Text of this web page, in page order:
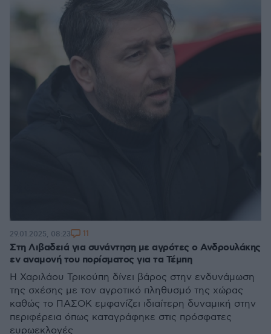
Στη Λιβαδειά για συνάντηση με αγρότες ο Ανδρουλάκης
εν αναμονή του πορίσματος για τα Τέμπη
Η Χαριλάου Τρικούπη δίνει βάρος στην ενδυνάμωση
της σχέσης με τον αγροτικό πληθυσμό της χώρας
καθώς το ΠΑΣΟΚ εμφανίζει ιδιαίτερη δυναμική στην
περιφέρεια όπως καταγράφηκε στις πρόσφατες
ευρωεκλογές
29.01.2025, 08:23 11